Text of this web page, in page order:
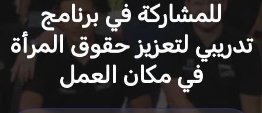
للمشاركة في برنامج
تدريبي لتعزيز حقوق المرأة
في مكان العمل